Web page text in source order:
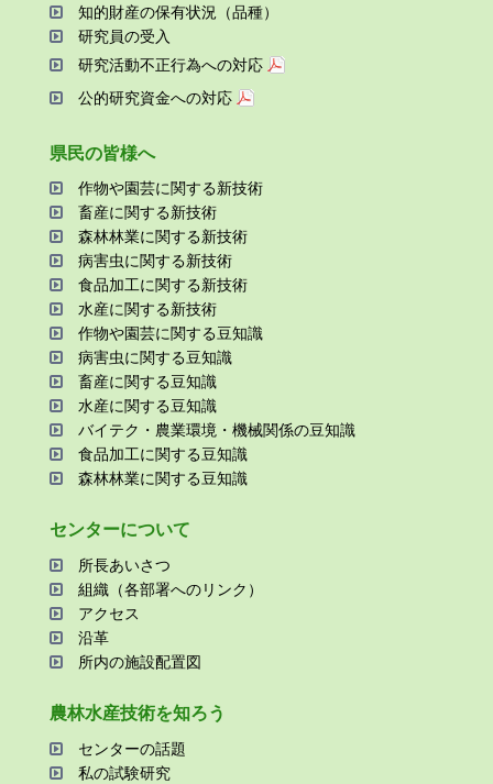
知的財産の保有状況（品種）
研究員の受⼊
研究活動不正⾏為への対応
公的研究資金への対応
県⺠の皆様へ
作物や園芸に関する新技術
畜産に関する新技術
森林林業に関する新技術
病害⾍に関する新技術
⾷品加⼯に関する新技術
⽔産に関する新技術
作物や園芸に関する⾖知識
病害⾍に関する⾖知識
畜産に関する⾖知識
⽔産に関する⾖知識
バイテク・農業環境・機械関係の⾖知識
⾷品加⼯に関する⾖知識
森林林業に関する⾖知識
センターについて
所⻑あいさつ
組織（各部署へのリンク）
アクセス
沿⾰
所内の施設配置図
農林⽔産技術を知ろう
センターの話題
私の試験研究